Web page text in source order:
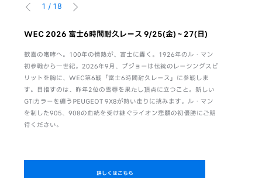
1 / 18
WEC 2026 富士6時間耐久レース 9/25(金)～27(日)
歓喜の咆哮へ。100年の情熱が、富士に轟く。1926年のル・マン
初参戦から一世紀。2026年9月、プジョーは伝統のレーシングスピ
リットを胸に、WEC第6戦「富士6時間耐久レース」に参戦しま
す。目指すのは、昨年2位の雪辱を果たし頂点に立つこと。新しい
GTiカラーを纏うPEUGEOT 9X8が熱い走りに挑みます。ル・マン
を制した905、908の血統を受け継ぐライオン悲願の初優勝にご期
待ください。
詳しくはこちら